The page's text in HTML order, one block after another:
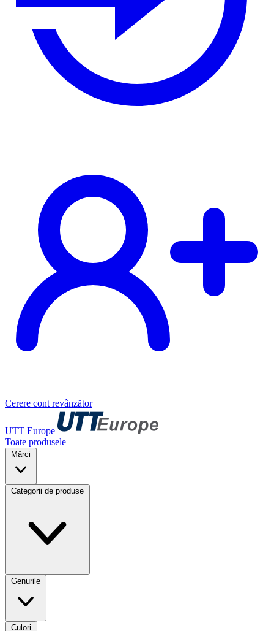
Cerere cont revânzător
UTT Europe
Toate produsele
Mărci
Categorii de produse
Genurile
Culori